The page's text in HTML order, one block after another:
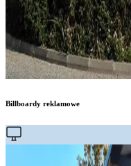
Billboardy reklamowe